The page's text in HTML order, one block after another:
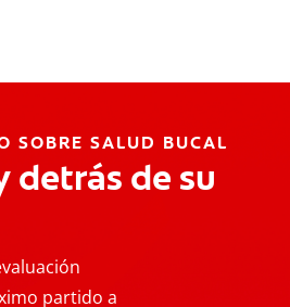
SOBRE SALUD BUCAL
detrás de su
partido a